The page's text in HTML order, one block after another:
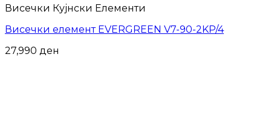
Висечки Кујнски Елементи
Висечки елемент EVERGREEN V7-90-2KP/4
27,990 ден